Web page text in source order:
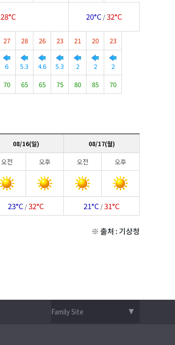
28°C 20°C /32°C
27 28 26 23 21 20 23
6 5.3 4.6 5.3 2 2 2
70 65 65 75 80 85 70
08/16(일) 08/17(월)
오전 오후 오전 오후
23°C /32°C 21°C /31°C
※ 출처 : 기상청